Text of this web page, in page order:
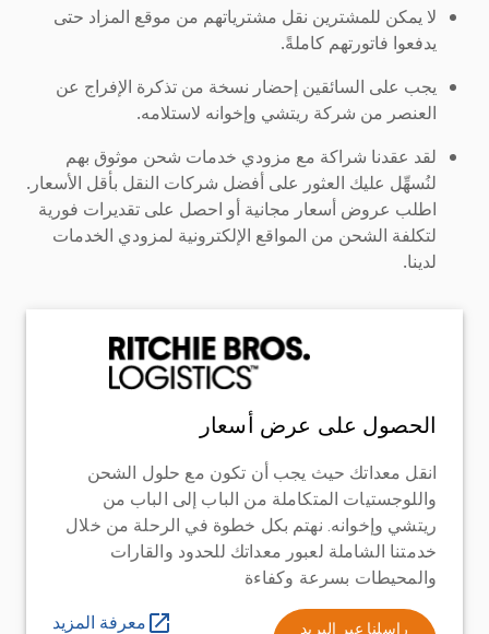
لا يمكن للمشترين نقل مشترياتهم من موقع المزاد حتى
يدفعوا فاتورتهم كاملةً.
يجب على السائقين إحضار نسخة من تذكرة الإفراج عن
العنصر من شركة ريتشي وإخوانه لاستلامه.
لقد عقدنا شراكة مع مزودي خدمات شحن موثوق بهم
لنُسهِّل عليك العثور على أفضل شركات النقل بأقل الأسعار.
اطلب عروض أسعار مجانية أو احصل على تقديرات فورية
لتكلفة الشحن من المواقع الإلكترونية لمزودي الخدمات
لدينا.
الحصول على عرض أسعار
انقل معداتك حيث يجب أن تكون مع حلول الشحن
واللوجستيات المتكاملة من الباب إلى الباب من
ريتشي وإخوانه. نهتم بكل خطوة في الرحلة من خلال
خدمتنا الشاملة لعبور معداتك للحدود والقارات
والمحيطات بسرعة وكفاءة
راسلنا عبر البريد
معرفة المزيد